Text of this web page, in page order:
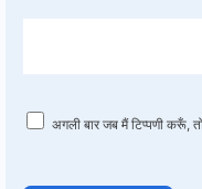
अगली बार जब मैं टिप्पणी करूँ,